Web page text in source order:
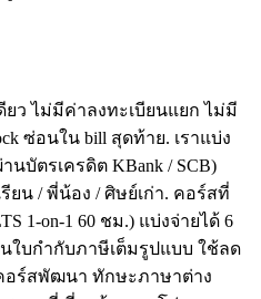
ยว ไม่มีค่าลงทะเบียนแยก ไม่มี
ซ่อนใน bill สุดท้าย. เราแบ่ง
นบัตรเครดิต KBank / SCB)
ยน / พี่น้อง / ศิษย์เก่า. คอร์สที่
1-on-1 60 ชม.) แบ่งจ่ายได้ 6
นใบกำกับภาษีเต็มรูปแบบ ใช้ลด
ร์สพัฒนา ทักษะภาษาต่าง